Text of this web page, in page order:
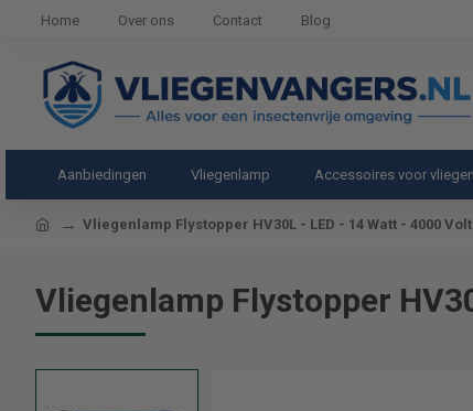
Home Over ons Contact Blog
Aanbiedingen Vliegenlamp Accessoires voor
homeVliegenlamp Flystopper HV30L - LED - 14 Watt - 4000 Volt
Vliegenlamp Flystopper